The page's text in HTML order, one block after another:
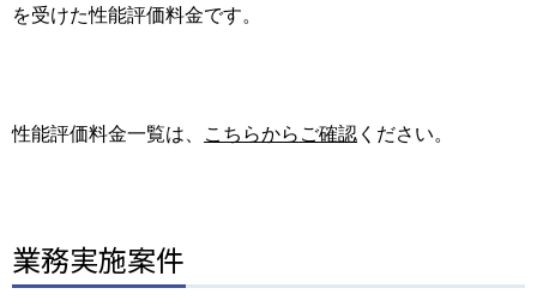
を受けた性能評価料金です。
性能評価料金一覧は、 こちらからご確認ください。
業務実施案件